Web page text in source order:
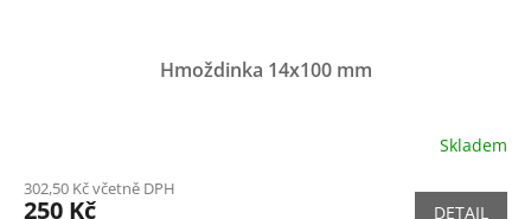
Hmoždinka 14x100 mm
produktu
Skladem
302,50 Kč včetně DPH
250 Kč DETAIL